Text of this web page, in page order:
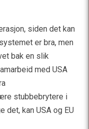
siden det kan
er bra, men
bak en slik
med USA
stubbebrytere i
det, kan USA og EU